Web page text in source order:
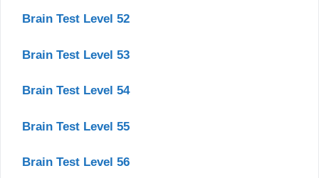
Brain Test Level 52
Brain Test Level 53
Brain Test Level 54
Brain Test Level 55
Brain Test Level 56